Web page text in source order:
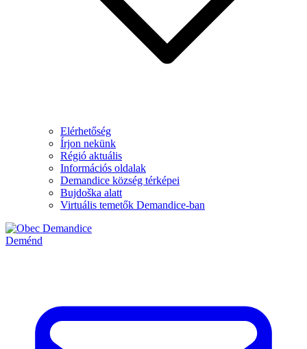
Elérhetőség
Írjon nekünk
Régió aktuális
Információs oldalak
Demandice község térképei
Bujdoška alatt
Virtuális temetők Demandice-ban
Deménd